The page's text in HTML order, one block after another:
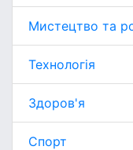
Мистецтво та
Технологія
Здоров'я
Спорт